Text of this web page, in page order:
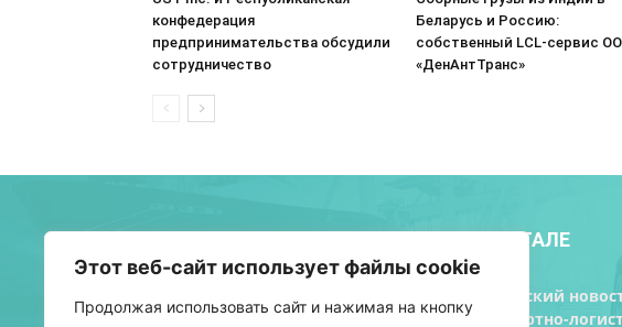
Этот веб-сайт использует файлы cookie
Продолжая использовать сайт и нажимая на кнопку
конфедерация
предпринимательства обсудили
сотрудничество
Беларусь и Россию:
собственный LCL-сервис
«ДенАнтТранс»
О ПОРТАЛЕ
Белорусский
транспортно-